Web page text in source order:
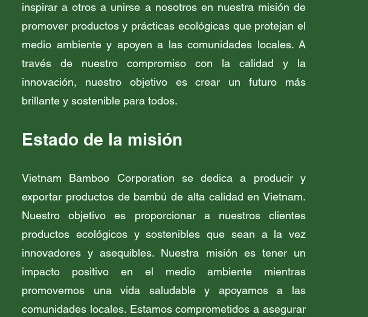
inspirar a otros a unirse a nosotros en nuestra misión de
promover productos y prácticas ecológicas que protejan el
medio ambiente y apoyen a las comunidades locales. A
través de nuestro compromiso con la calidad y la
innovación, nuestro objetivo es crear un futuro más
brillante y sostenible para todos.
Estado de la misión
Vietnam Bamboo Corporation se dedica a producir y
exportar productos de bambú de alta calidad en Vietnam.
Nuestro objetivo es proporcionar a nuestros clientes
productos ecológicos y sostenibles que sean a la vez
innovadores y asequibles. Nuestra misión es tener un
impacto positivo en el medio ambiente mientras
promovemos una vida saludable y apoyamos a las
comunidades locales. Estamos comprometidos a asegurar